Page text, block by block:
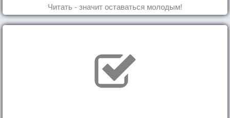
Читать - значит оставаться молодым!